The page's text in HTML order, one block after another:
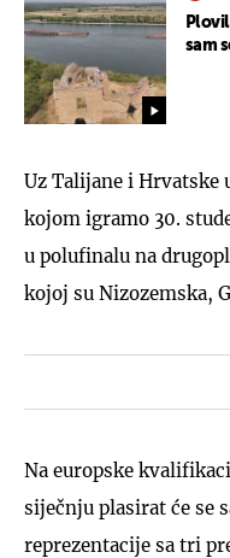
sam
Uz Talijane i Hrvatske
kojom igramo 30.
u polufinalu na
kojoj su Nizozemska,
Na europske
siječnju plasirat će se
reprezentacije sa tri